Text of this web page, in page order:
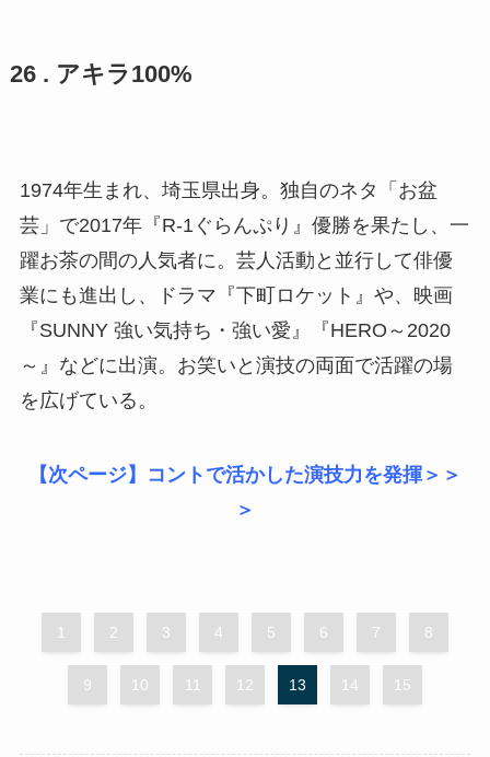
26 . アキラ100%
1974年生まれ、埼玉県出身。独自のネタ「お盆
芸」で2017年『R-1ぐらんぷり』優勝を果たし、一
躍お茶の間の人気者に。芸人活動と並行して俳優
業にも進出し、ドラマ『下町ロケット』や、映画
『SUNNY 強い気持ち・強い愛』『HERO～2020
～』などに出演。お笑いと演技の両面で活躍の場
を広げている。
【次ページ】コントで活かした演技力を発揮＞＞
＞
1 2 3 4 5 6 7 8
9 10 11 12 13 14 15